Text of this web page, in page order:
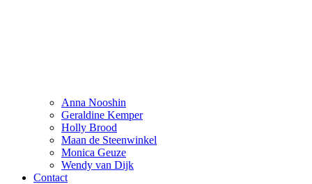
Anna Nooshin
Geraldine Kemper
Holly Brood
Maan de Steenwinkel
Monica Geuze
Wendy van Dijk
Contact